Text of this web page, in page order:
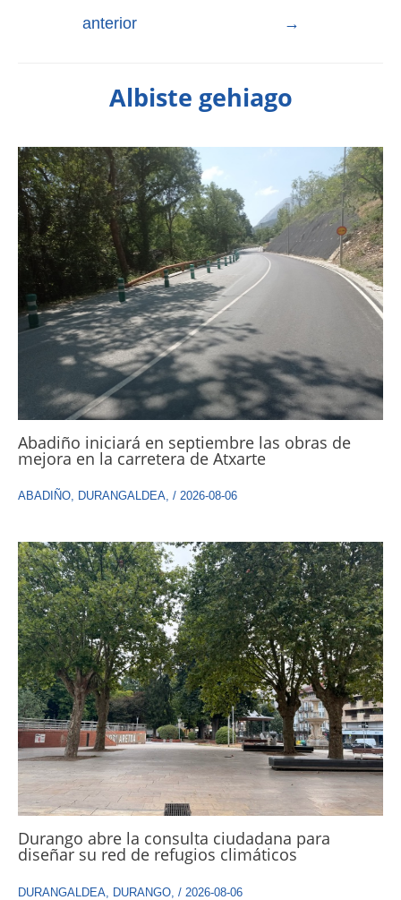
anterior
→
Albiste gehiago
Abadiño iniciará en septiembre las obras de
mejora en la carretera de Atxarte
ABADIÑO, DURANGALDEA, / 2026-08-06
Durango abre la consulta ciudadana para
diseñar su red de refugios climáticos
DURANGALDEA DURANGO / 2026-08-06